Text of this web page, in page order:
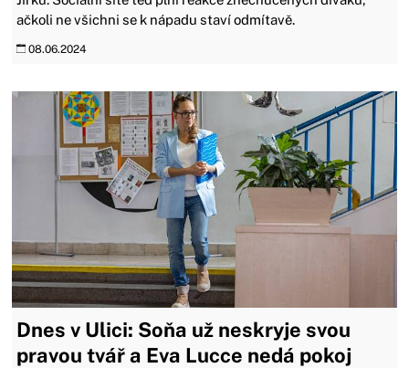
ačkoli ne všichni se k nápadu staví odmítavě.
08.06.2024
Dnes v Ulici: Soňa už neskryje svou
pravou tvář a Eva Lucce nedá pokoj